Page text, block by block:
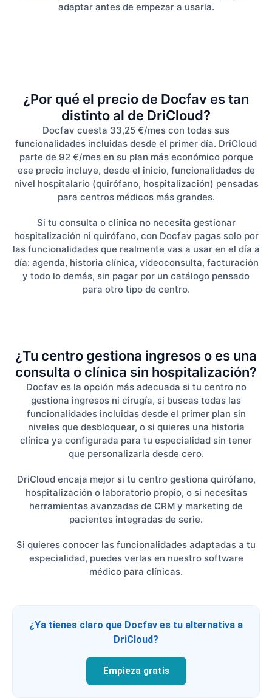
adaptar antes de empezar a usarla.
¿Por qué el precio de Docfav es tan
distinto al de DriCloud?
Docfav cuesta 33,25 €/mes con todas sus
funcionalidades incluidas desde el primer día. DriCloud
parte de 92 €/mes en su plan más económico porque
ese precio incluye, desde el inicio, funcionalidades de
nivel hospitalario (quirófano, hospitalización) pensadas
para centros médicos más grandes.
Si tu consulta o clínica no necesita gestionar
hospitalización ni quirófano, con Docfav pagas solo por
las funcionalidades que realmente vas a usar en el día a
día: agenda, historia clínica, videoconsulta, facturación
y todo lo demás, sin pagar por un catálogo pensado
para otro tipo de centro.
¿Tu centro gestiona ingresos o es una
consulta o clínica sin hospitalización?
Docfav es la opción más adecuada si tu centro no
gestiona ingresos ni cirugía, si buscas todas las
funcionalidades incluidas desde el primer plan sin
niveles que desbloquear, o si quieres una historia
clínica ya configurada para tu especialidad sin tener
que personalizarla desde cero.
DriCloud encaja mejor si tu centro gestiona quirófano,
hospitalización o laboratorio propio, o si necesitas
herramientas avanzadas de CRM y marketing de
pacientes integradas de serie.
Si quieres conocer las funcionalidades adaptadas a tu
especialidad, puedes verlas en nuestro software
médico para clínicas.
¿Ya tienes claro que Docfav es tu alternativa a
DriCloud?
Empieza gratis